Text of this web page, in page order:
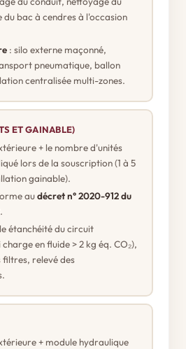
bac à cendres à l'occasion
: silo externe maçonné,
pneumatique, ballon
centralisée multi-zones.
ET GAINABLE)
+ le nombre d'unités
lors de la souscription (1 à 5
gainable).
audécret n° 2020-912 du
.
étanchéité du circuit
en fluide > 2 kg éq. CO₂),
filtres, relevé des
+ module hydraulique